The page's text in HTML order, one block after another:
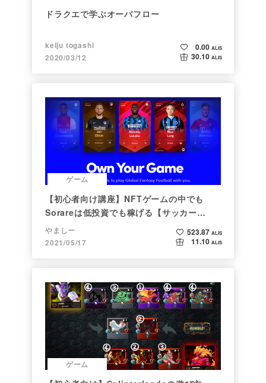
ドラクエで学ぶオーバフロー
keiju togashi
2020/03/12
0.00 ALIS
30.10 ALIS
ゲーム
【初心者向け講座】NFTゲームの中でも
Sorareは低投資でも稼げる【サッカー
×NFT×BCG】
やましー
2021/05/17
523.87 ALIS
11.10 ALIS
ゲーム